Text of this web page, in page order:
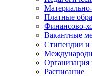
Платные
Финансово-
Вакантные
Стипендии и
Организация
Расписание